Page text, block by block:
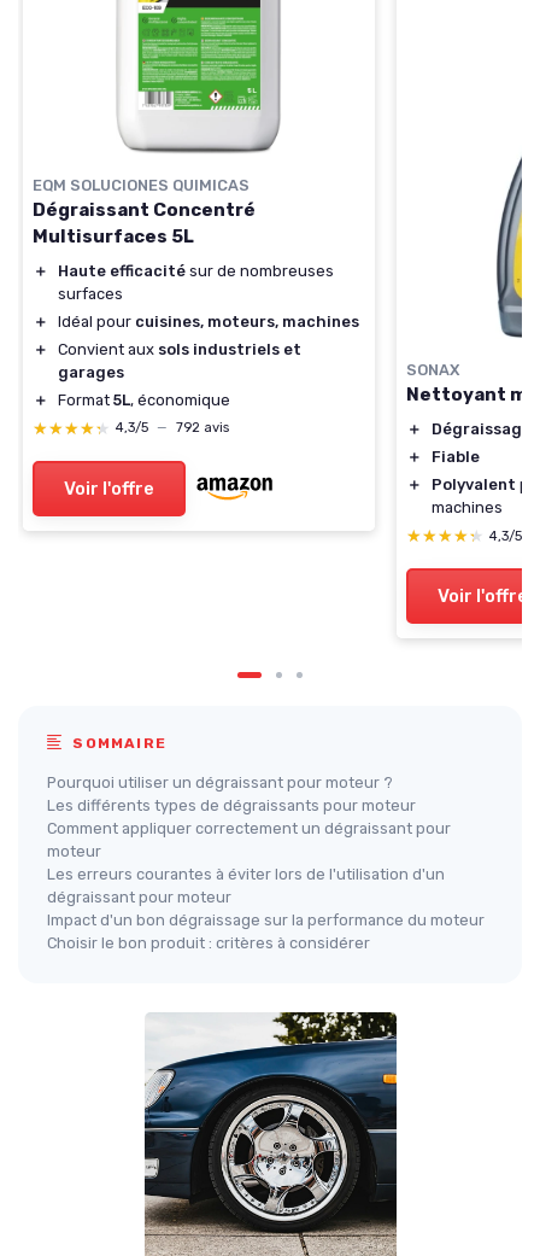
EQM SOLUCIONES QUIMICAS
Dégraissant Concentré
Multisurfaces 5L
＋ Haute efficacité sur de nombreuses
surfaces
＋
Idéal pour cuisines, moteurs, machines
＋
Convient aux sols industriels et
garages
＋
Format 5L, économique
★★★★★
★★★★★ 4,3/5 — 792 avis
Voir l'offre
SONAX
Nettoyant
＋
Dégraissage
＋
Fiable
＋
Polyvalent
machines
★★★★★
★★★★★ 4,3/5
Voir l'offre
SOMMAIRE
Pourquoi utiliser un dégraissant pour moteur ?
Les différents types de dégraissants pour moteur
Comment appliquer correctement un dégraissant pour
moteur
Les erreurs courantes à éviter lors de l'utilisation d'un
dégraissant pour moteur
Impact d'un bon dégraissage sur la performance du moteur
Choisir le bon produit : critères à considérer